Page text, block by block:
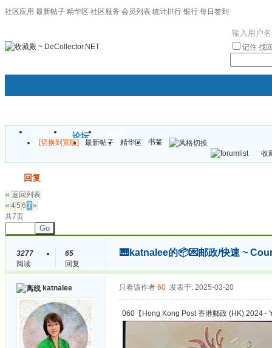
社区应用 最新帖子 精华区 社区服务 会员列表 统计排行 银行 每日签到
记住 找
门户 论坛
[切换到宽版] 最新帖子 精华区
书签
收
回复
« 返回列表
« 45 6 7 »
共7页
Go
3277
阅读
65
回复
🎹katnalee的📦💌邮政/快速 ~
katnalee 只看该作者 60 发表于: 2025-03-20
060【Hong Kong Post 香港郵政 (HK) 2024 -